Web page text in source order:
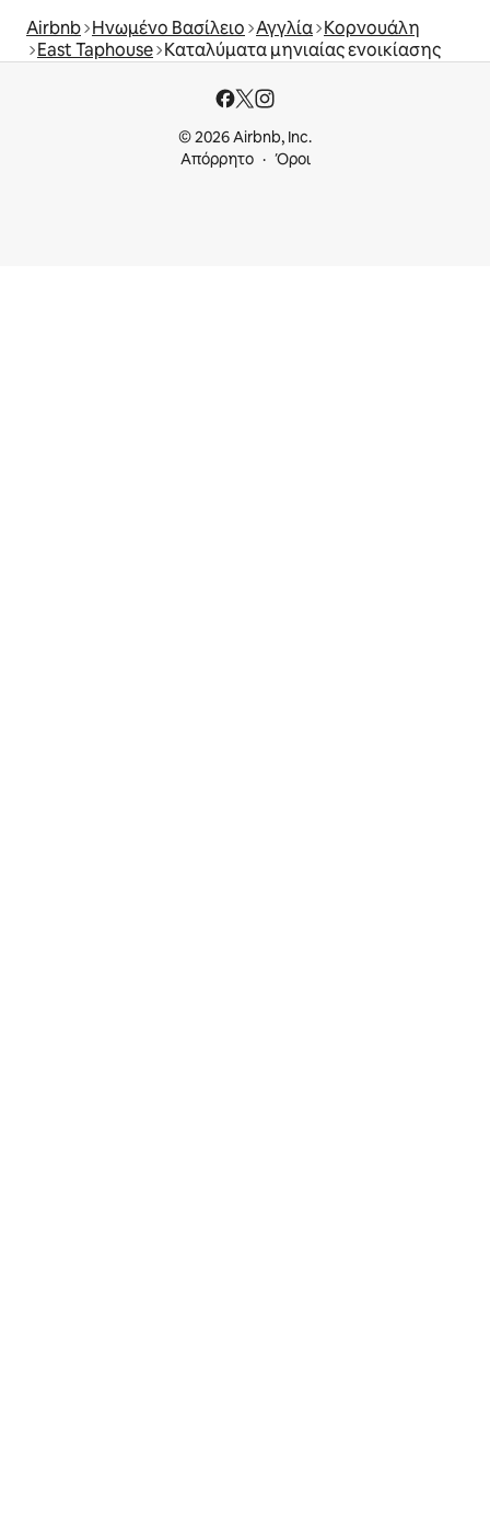
Airbnb Ηνωμένο Βασίλειο Αγγλία Κορνουάλη
East Taphouse Καταλύματα μηνιαίας ενοικίασης
© 2026 Airbnb, Inc.
Απόρρητο
Όροι